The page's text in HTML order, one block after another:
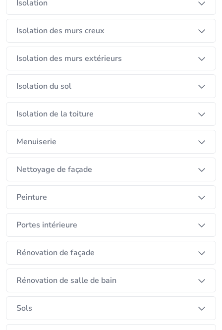
Isolation
Isolation des murs creux
Isolation des murs extérieurs
Isolation du sol
Isolation de la toiture
Menuiserie
Nettoyage de façade
Peinture
Portes intérieure
Rénovation de façade
Rénovation de salle de bain
Sols